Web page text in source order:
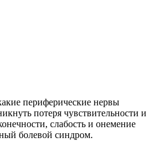
периферические нервы
потеря чувствительности и
слабость и онемение
болевой синдром.